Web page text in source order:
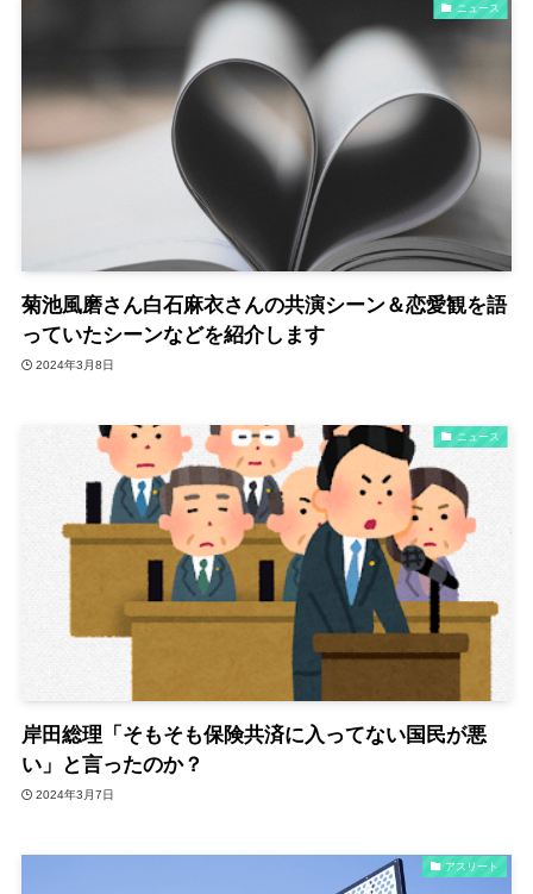
ニュース
菊池風磨さん白石麻衣さんの共演シーン＆恋愛観を語
っていたシーンなどを紹介します
2024年3月8日
ニュース
岸田総理「そもそも保険共済に入ってない国民が悪
い」と言ったのか？
2024年3月7日
アスリート